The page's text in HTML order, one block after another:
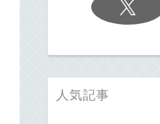
人気記事